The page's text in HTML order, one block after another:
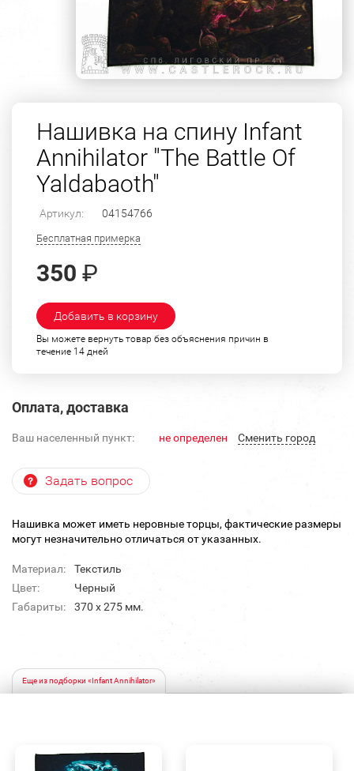
Нашивка на спину Infant
Annihilator "The Battle Of
Yaldabaoth"
Артикул: 04154766
Бесплатная примерка
350 ₽
Добавить в корзину
Вы можете вернуть товар без объяснения причин в
течение 14 дней
Оплата, доставка
Ваш населенный пункт: не определен Cменить город
Задать вопрос
Нашивка может иметь неровные торцы, фактические размеры
могут незначительно отличаться от указанных.
Материал:
Текстиль
Цвет:
Черный
Габариты:
370 х 275 мм.
Еще из подборки «Infant Annihilator»